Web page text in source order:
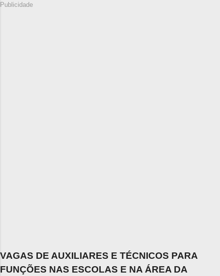
Publicidade
VAGAS DE AUXILIARES E TÉCNICOS PARA
FUNÇÕES NAS ESCOLAS E NA ÁREA DA